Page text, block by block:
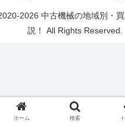
2026 中古機械の地域別・
説！ All Rights Reserved.
ホーム 検索